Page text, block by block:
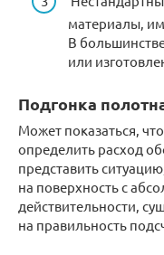
материалы,
В
или
Подгонка
Может показаться,
определить расход
представить
на поверхность с
действительности,
на правильность